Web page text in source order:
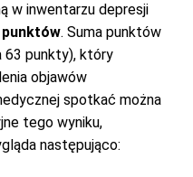
w inwentarzu depresji
punktów. Suma punktów
63 punkty), który
objawów
spotkać można
tego wyniku,
następująco: